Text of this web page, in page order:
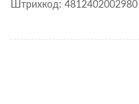
Штрихкод: 4812402002980